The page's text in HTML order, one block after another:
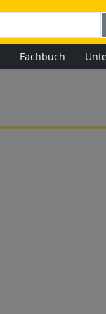
Fachbuch